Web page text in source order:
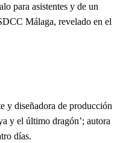
para asistentes y de un
Málaga, revelado en el
y diseñadora de producción
y el último dragón’; autora
días.